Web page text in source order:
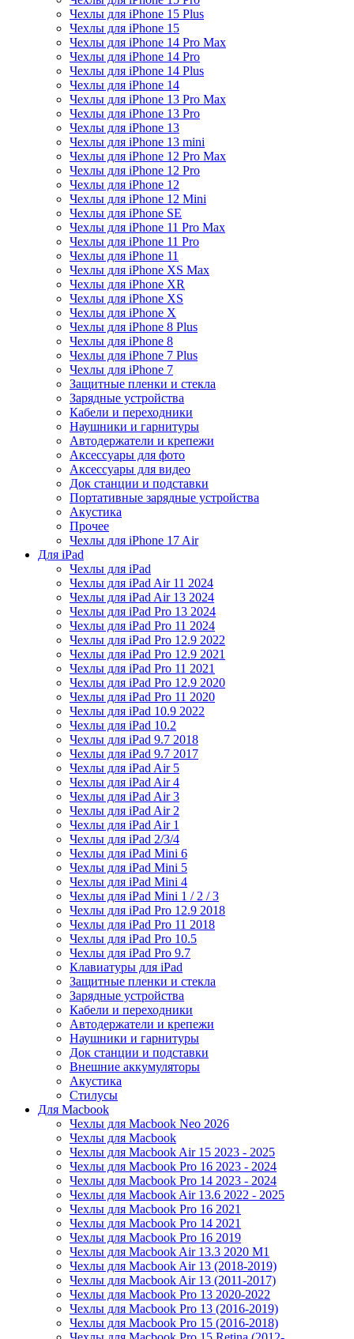
Чехлы для iPhone 15 Plus
Чехлы для iPhone 15
Чехлы для iPhone 14 Pro Max
Чехлы для iPhone 14 Pro
Чехлы для iPhone 14 Plus
Чехлы для iPhone 14
Чехлы для iPhone 13 Pro Max
Чехлы для iPhone 13 Pro
Чехлы для iPhone 13
Чехлы для iPhone 13 mini
Чехлы для iPhone 12 Pro Max
Чехлы для iPhone 12 Pro
Чехлы для iPhone 12
Чехлы для iPhone 12 Mini
Чехлы для iPhone SE
Чехлы для iPhone 11 Pro Max
Чехлы для iPhone 11 Pro
Чехлы для iPhone 11
Чехлы для iPhone XS Max
Чехлы для iPhone XR
Чехлы для iPhone XS
Чехлы для iPhone X
Чехлы для iPhone 8 Plus
Чехлы для iPhone 8
Чехлы для iPhone 7 Plus
Чехлы для iPhone 7
Защитные пленки и стекла
Зарядные устройства
Кабели и переходники
Наушники и гарнитуры
Автодержатели и крепежи
Аксессуары для фото
Аксессуары для видео
Док станции и подставки
Портативные зарядные устройства
Акустика
Прочее
Чехлы для iPhone 17 Air
Для iPad
Чехлы для iPad
Чехлы для iPad Air 11 2024
Чехлы для iPad Air 13 2024
Чехлы для iPad Pro 13 2024
Чехлы для iPad Pro 11 2024
Чехлы для iPad Pro 12.9 2022
Чехлы для iPad Pro 12.9 2021
Чехлы для iPad Pro 11 2021
Чехлы для iPad Pro 12.9 2020
Чехлы для iPad Pro 11 2020
Чехлы для iPad 10.9 2022
Чехлы для iPad 10.2
Чехлы для iPad 9.7 2018
Чехлы для iPad 9.7 2017
Чехлы для iPad Air 5
Чехлы для iPad Air 4
Чехлы для iPad Air 3
Чехлы для iPad Air 2
Чехлы для iPad Air 1
Чехлы для iPad 2/3/4
Чехлы для iPad Mini 6
Чехлы для iPad Mini 5
Чехлы для iPad Mini 4
Чехлы для iPad Mini 1 / 2 / 3
Чехлы для iPad Pro 12.9 2018
Чехлы для iPad Pro 11 2018
Чехлы для iPad Pro 10.5
Чехлы для iPad Pro 9.7
Клавиатуры для iPad
Защитные пленки и стекла
Зарядные устройства
Кабели и переходники
Автодержатели и крепежи
Наушники и гарнитуры
Док станции и подставки
Внешние аккумуляторы
Акустика
Стилусы
Для Macbook
Чехлы для Macbook Neo 2026
Чехлы для Macbook
Чехлы для Macbook Air 15 2023 - 2025
Чехлы для Macbook Pro 16 2023 - 2024
Чехлы для Macbook Pro 14 2023 - 2024
Чехлы для Macbook Air 13.6 2022 - 2025
Чехлы для Macbook Pro 16 2021
Чехлы для Macbook Pro 14 2021
Чехлы для Macbook Pro 16 2019
Чехлы для Macbook Air 13.3 2020 M1
Чехлы для Macbook Air 13 (2018-2019)
Чехлы для Macbook Air 13 (2011-2017)
Чехлы для Macbook Pro 13 2020-2022
Чехлы для Macbook Pro 13 (2016-2019)
Чехлы для Macbook Pro 15 (2016-2018)